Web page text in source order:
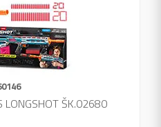
LONGSHOT ŠK.02680